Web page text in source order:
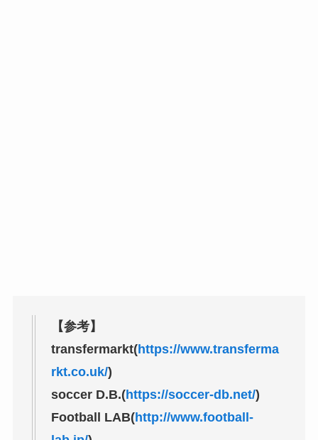
【参考】
transfermarkt(https://www.transferma
rkt.co.uk/)
soccer D.B.(https://soccer-db.net/)
Football LAB(http://www.football-